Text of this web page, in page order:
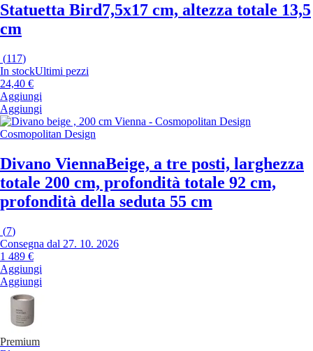
Statuetta Bird7,5x17 cm, altezza totale 13,5
cm
(117)
In stockUltimi pezzi
24,40 €
Aggiungi
Aggiungi
Cosmopolitan Design
Divano ViennaBeige, a tre posti, larghezza
totale 200 cm, profondità totale 92 cm,
profondità della seduta 55 cm
(7)
Consegna dal 27. 10. 2026
1 489 €
Aggiungi
Aggiungi
Premium